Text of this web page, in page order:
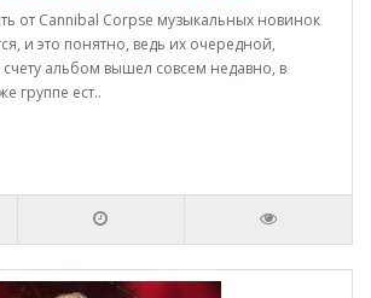
от Cannibal Corpse музыкальных новинок
и это понятно, ведь их очередной,
альбом вышел совсем недавно, в
группе ест..